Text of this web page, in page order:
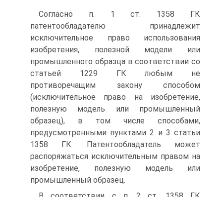
Согласно п. 1 ст. 1358 ГК
патентообладателю принадлежит
исключительное право использования
изобретения, полезной модели или
промышленного образца в соответствии со
статьей 1229 ГК любым не
противоречащим закону способом
(исключительное право на изобретение,
полезную модель или промышленный
образец), в том числе способами,
предусмотренными пунктами 2 и 3 статьи
1358 ГК. Патентообладатель может
распоряжаться исключительным правом на
изобретение, полезную модель или
промышленный образец.